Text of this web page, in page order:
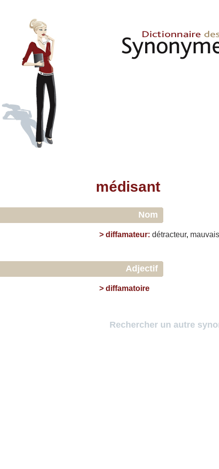
médisant
Nom
> diffamateur: détracteur,
Adjectif
> diffamatoire
Rechercher un autre